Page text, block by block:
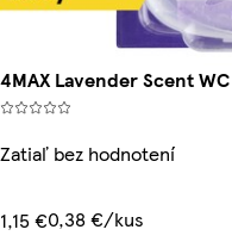
4MAX Lavender Scent
Zatiaľ bez hodnotení
1,15 €0,38 €/kus